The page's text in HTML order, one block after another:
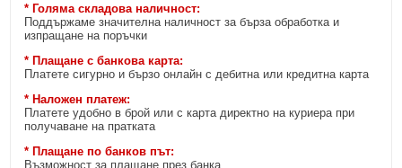
* Голяма складова наличност:
Поддържаме значителна наличност за бърза обработка и
изпращане на поръчки
* Плащане с банкова карта:
Платете сигурно и бързо онлайн с дебитна или кредитна карта
* Наложен платеж:
Платете удобно в брой или с карта директно на куриера при
получаване на пратката
* Плащане по банков път:
Възможност за плащане през банка